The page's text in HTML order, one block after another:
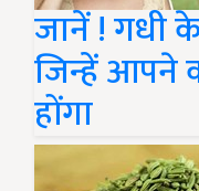
जानें ! गधी
जिन्हें आपने
होंगा